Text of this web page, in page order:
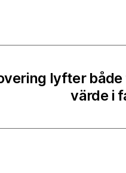
lyfter
värde i